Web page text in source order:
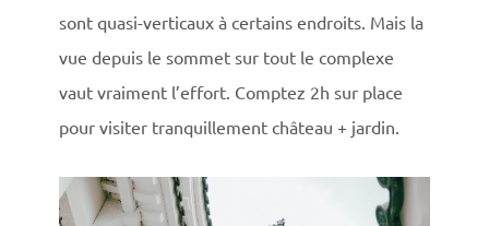
sont quasi-verticaux à certains endroits. Mais la
vue depuis le sommet sur tout le complexe
vaut vraiment l’effort. Comptez 2h sur place
pour visiter tranquillement château + jardin.